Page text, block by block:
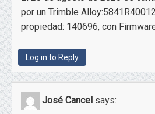
por un Trimble
propiedad: 140696, con
Log in to Reply
José Cancel says: